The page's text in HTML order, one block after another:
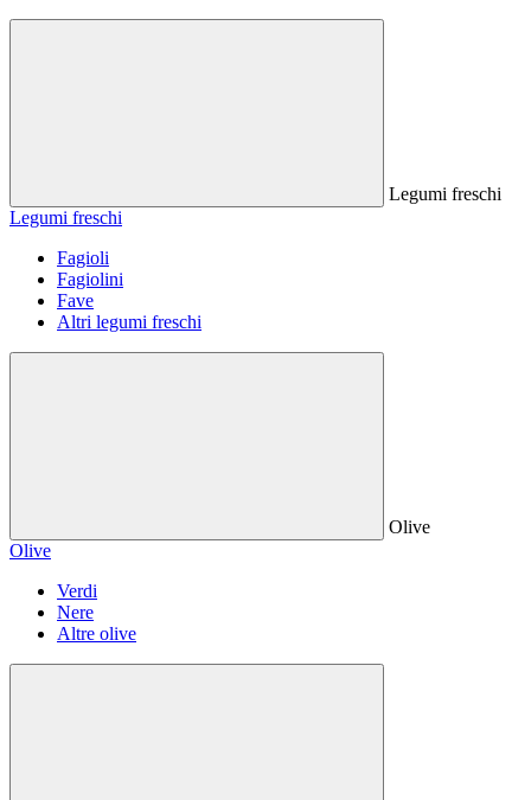
Legumi freschi
Legumi freschi
Fagioli
Fagiolini
Fave
Altri legumi freschi
Olive
Olive
Verdi
Nere
Altre olive